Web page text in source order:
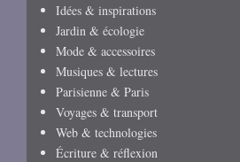
Idées & inspirations
Jardin & écologie
Mode & accessoires
Musiques & lectures
Parisienne & Paris
Voyages & transport
Web & technologies
Écriture & réflexion